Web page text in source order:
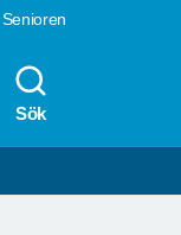
Senioren
Sök